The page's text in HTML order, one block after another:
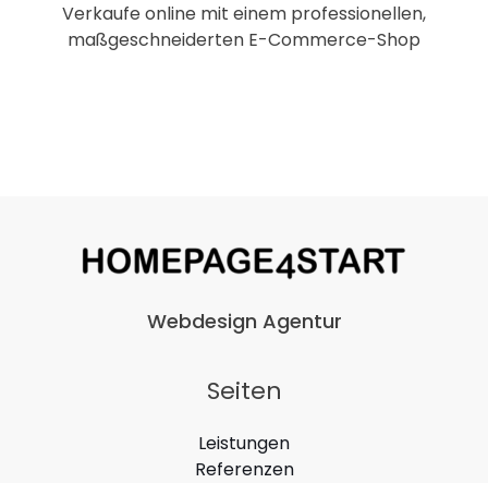
Verkaufe online mit einem professionellen,
maßgeschneiderten E-Commerce-Shop
Webdesign Agentur
Seiten
Leistungen
Referenzen